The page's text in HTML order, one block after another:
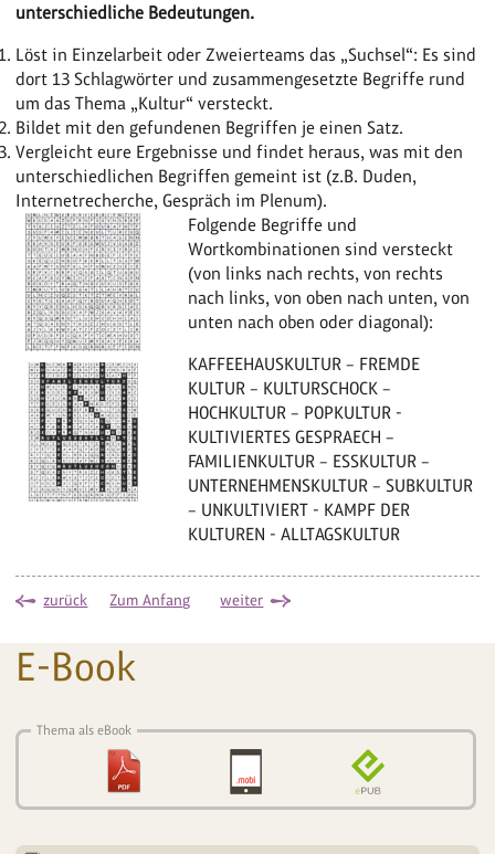
unterschiedliche Bedeutungen.
Löst in Einzelarbeit oder Zweierteams das „Suchsel“: Es sind
dort 13 Schlagwörter und zusammengesetzte Begriffe rund
um das Thema „Kultur“ versteckt.
Bildet mit den gefundenen Begriffen je einen Satz.
Vergleicht eure Ergebnisse und findet heraus, was mit den
unterschiedlichen Begriffen gemeint ist (z.B. Duden,
Internetrecherche, Gespräch im Plenum).
Folgende Begriffe und
Wortkombinationen sind versteckt
(von links nach rechts, von rechts
nach links, von oben nach unten, von
unten nach oben oder diagonal):
KAFFEEHAUSKULTUR – FREMDE
KULTUR – KULTURSCHOCK –
HOCHKULTUR – POPKULTUR -
KULTIVIERTES GESPRAECH –
FAMILIENKULTUR – ESSKULTUR –
UNTERNEHMENSKULTUR – SUBKULTUR
– UNKULTIVIERT - KAMPF DER
KULTUREN - ALLTAGSKULTUR
zurück Zum Anfang weiter
E-Book
Thema als eBook